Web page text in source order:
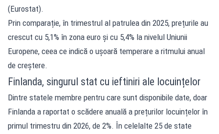
(Eurostat).
Prin comparație, în trimestrul al patrulea din 2025, prețurile au
crescut cu 5,1% în zona euro și cu 5,4% la nivelul Uniunii
Europene, ceea ce indică o ușoară temperare a ritmului anual
de creștere.
Finlanda, singurul stat cu ieftiniri ale locuințelor
Dintre statele membre pentru care sunt disponibile date, doar
Finlanda a raportat o scădere anuală a prețurilor locuințelor în
primul trimestru din 2026, de 2%. În celelalte 25 de state